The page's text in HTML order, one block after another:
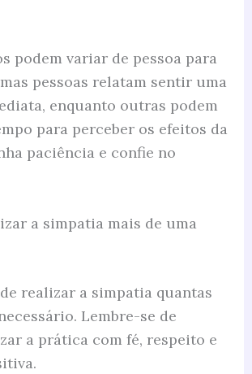
podem variar de pessoa para
pessoas relatam sentir uma
enquanto outras podem
para perceber os efeitos da
paciência e confie no
a simpatia mais de uma
realizar a simpatia quantas
Lembre-se de
a prática com fé, respeito e